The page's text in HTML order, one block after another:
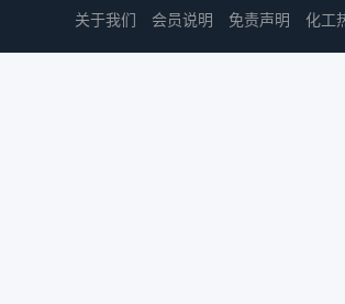
铁设计规范[S].[J].安全与环境学报
关于我们
会员说明 免责声明 化工